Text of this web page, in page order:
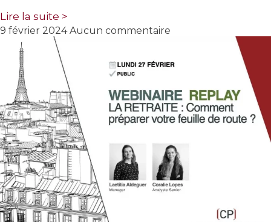
Lire la suite >
9 février 2024Aucun commentaire